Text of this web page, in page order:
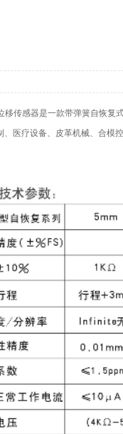
移传感器是一款带弹簧自恢复
、医疗设备、皮革机械、合模